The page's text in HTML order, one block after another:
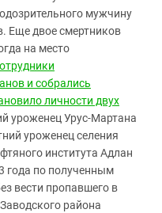
мужчину
Еще двое смертников
на место
и собрались
личности двух
уроженец Урус-Мартана
уроженец селения
института Адлан
года по полученным
вести пропавшего в
района